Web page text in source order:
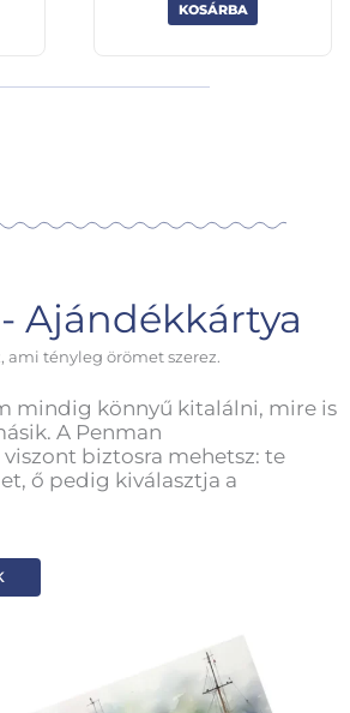
KOSÁRBA
Ajándékkártya
ami tényleg örömet szerez.
mindig könnyű kitalálni, mire is
A Penman
biztosra mehetsz: te
ő pedig kiválasztja a